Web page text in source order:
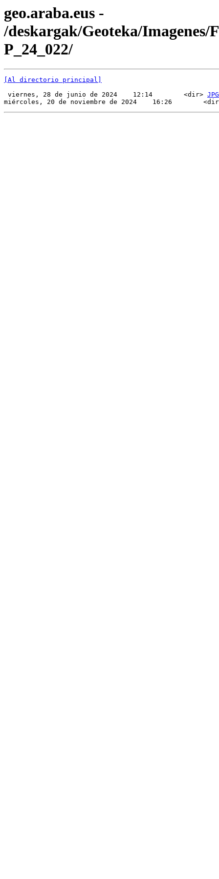
geo.araba.eus -
/deskargak/Geoteka/Imagenes/
P_24_022/
[Al directorio principal]
viernes, 28 de junio de 2024    12:14        <dir> JPG
miércoles, 20 de noviembre de 2024    16:26